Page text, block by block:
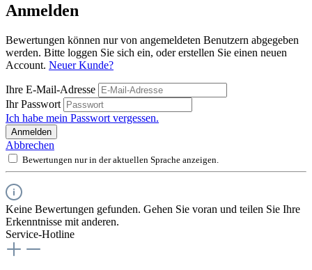
Anmelden
Bewertungen können nur von angemeldeten Benutzern abgegeben
werden. Bitte loggen Sie sich ein, oder erstellen Sie einen neuen
Account. Neuer Kunde?
Ihre E-Mail-Adresse
Ihr Passwort
Ich habe mein Passwort vergessen.
Anmelden
Abbrechen
Bewertungen nur in der aktuellen Sprache anzeigen.
Keine Bewertungen gefunden. Gehen Sie voran und teilen Sie Ihre
Erkenntnisse mit anderen.
Service-Hotline